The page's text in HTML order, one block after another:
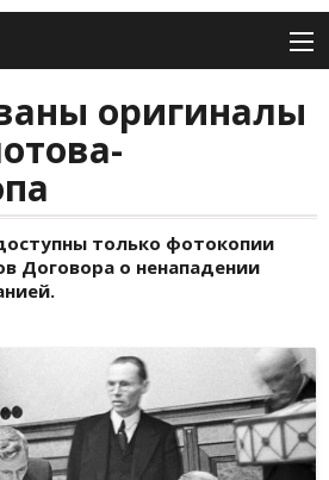
оригиналы
только фотокопии
Договора о ненападении